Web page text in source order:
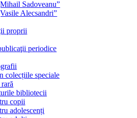
Sadoveanu”
Alecsandri”
proprii
periodice
colecțiile speciale
bibliotecii
copii
adolescenți